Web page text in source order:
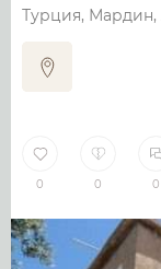
Турция, Мардин,
0 0 0